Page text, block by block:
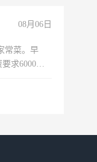
08月06日
常菜。早
求6000以